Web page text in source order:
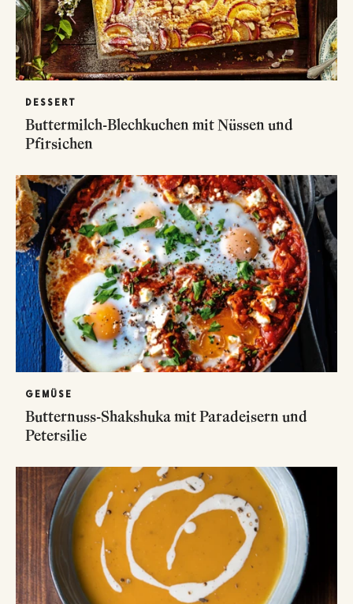
DESSERT
Buttermilch-Blechkuchen mit Nüssen und
Pfirsichen
GEMÜSE
Butternuss-Shakshuka mit Paradeisern und
Petersilie